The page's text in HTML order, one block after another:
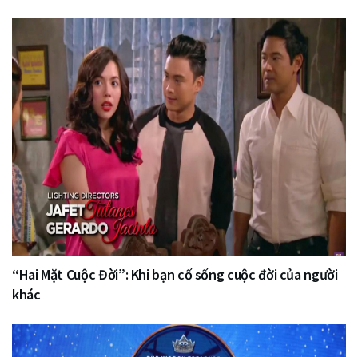
“Hai Mặt Cuộc Đời”: Khi bạn cố sống cuộc đời của người
khác